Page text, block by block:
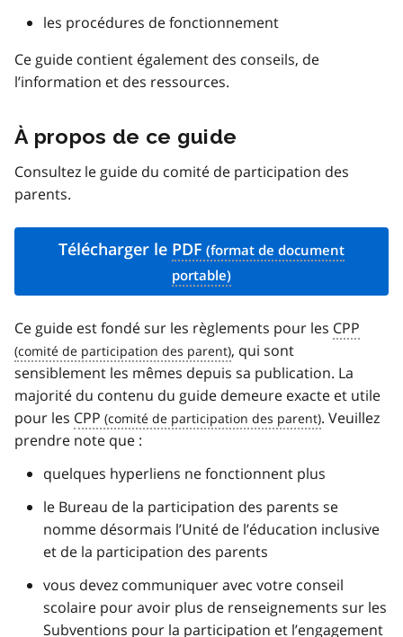
les procédures de fonctionnement
Ce guide contient également des conseils, de
l’information et des ressources.
À propos de ce guide
Consultez le guide du comité de participation des
parents.
Télécharger le PDF
Ce guide est fondé sur les règlements pour les CPP
, qui sont
sensiblement les mêmes depuis sa publication. La
majorité du contenu du guide demeure exacte et utile
pour les CPP
. Veuillez
prendre note que :
quelques hyperliens ne fonctionnent plus
le Bureau de la participation des parents se
nomme désormais l’Unité de l’éducation inclusive
et de la participation des parents
vous devez communiquer avec votre conseil
scolaire pour avoir plus de renseignements sur les
Subventions pour la participation et l’engagement